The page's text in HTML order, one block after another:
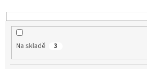
k
t
Na skladě 3